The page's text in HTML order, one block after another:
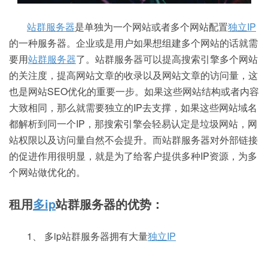
站群服务器是单独为一个网站或者多个网站配置独立IP
的一种服务器。企业或是用户如果想组建多个网站的话就需
要用站群服务器了。站群服务器可以提高搜索引擎多个网站
的关注度，提高网站文章的收录以及网站文章的访问量，这
也是网站SEO优化的重要一步。如果这些网站结构或者内容
大致相同，那么就需要独立的IP去支撑，如果这些网站域名
都解析到同一个IP，那搜索引擎会轻易认定是垃圾网站，网
站权限以及访问量自然不会提升。而站群服务器对外部链接
的促进作用很明显，就是为了给客户提供多种IP资源，为多
个网站做优化的。
租用多ip站群服务器的优势：
1、 多ip站群服务器拥有大量独立IP